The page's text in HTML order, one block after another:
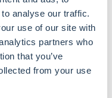
analyse our traffic.
use of our site with
partners who
that you’ve
from your use